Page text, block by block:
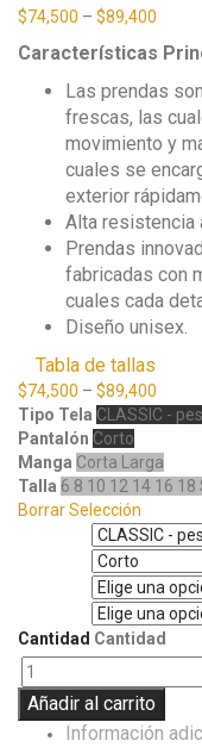
$74,500 – $89,400
Características
Las prendas
frescas, las
movimiento y
cuales se
exterior
Alta resistencia
Prendas
fabricadas con
cuales cada
Diseño unisex.
Tabla de tallas
$74,500 – $89,400
Tipo Tela CLASSIC -
Pantalón Corto
Manga Corta Larga
Talla 6 8 10 12 14 16 18
Borrar Selección
Cantidad Cantidad
Añadir al carrito
Información